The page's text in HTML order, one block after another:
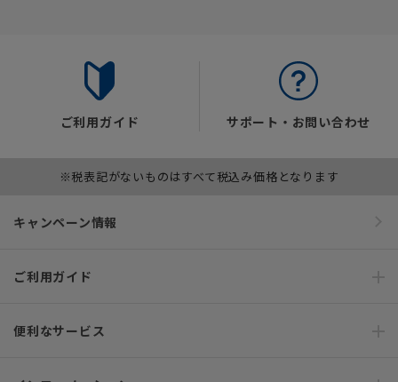
ご利用ガイド サポート・お問い合わせ
※税表記がないものはすべて税込み価格となります
キャンペーン情報
ご利用ガイド
便利なサービス